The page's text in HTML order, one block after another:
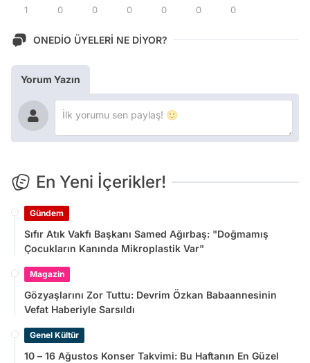
1 0 0 0 0 0 0
ONEDİO ÜYELERİ NE DİYOR?
Yorum Yazın
En Yeni İçerikler!
Gündem
Sıfır Atık Vakfı Başkanı Samed Ağırbaş: "Doğmamış
Çocukların Kanında Mikroplastik Var"
Magazin
Gözyaşlarını Zor Tuttu: Devrim Özkan Babaannesinin
Vefat Haberiyle Sarsıldı
Genel Kültür
10 – 16 Ağustos Konser Takvimi: Bu Haftanın En Güzel